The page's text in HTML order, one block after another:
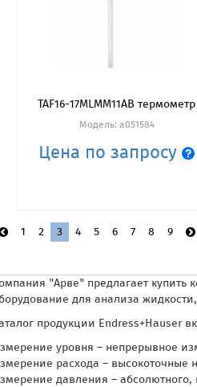
TAF16-17MLMM11AB термометр
Модель: a051584
Цена по запросу
1 2 3 4 5 6 7 8 9
"Арве" предлагает купить
для анализа
продукции Endress+Hauser
уровня – непрерывное
расхода – высокоточные
давления –